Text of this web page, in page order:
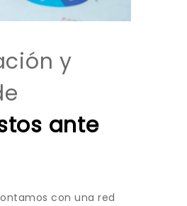
y
ante
con una red